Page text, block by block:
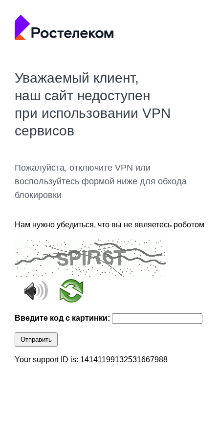
Уважаемый клиент,
наш сайт недоступен
при использовании VPN
сервисов
Пожалуйста, отключите VPN или
воспользуйтесь формой ниже для обхода
блокировки
Нам нужно убедиться, что вы не являетесь роботом
Введите код с картинки:
Отправить
Your support ID is: 14141199132531667988